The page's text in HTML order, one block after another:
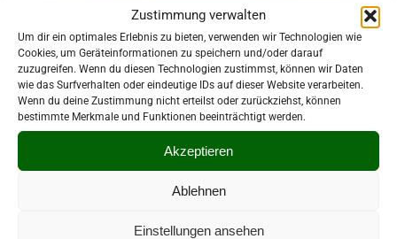
Zustimmung verwalten
Um dir ein optimales Erlebnis zu bieten, verwenden wir Technologien wie
Cookies, um Geräteinformationen zu speichern und/oder darauf
zuzugreifen. Wenn du diesen Technologien zustimmst, können wir Daten
wie das Surfverhalten oder eindeutige IDs auf dieser Website verarbeiten.
Wenn du deine Zustimmung nicht erteilst oder zurückziehst, können
bestimmte Merkmale und Funktionen beeinträchtigt werden.
Akzeptieren
Ablehnen
Einstellungen ansehen